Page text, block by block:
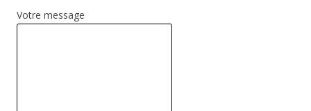
Votre message